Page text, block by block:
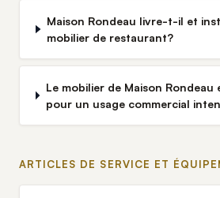
Maison Rondeau livre-t-il et
mobilier de restaurant?
Le mobilier de Maison
pour un usage commercial
ARTICLES DE SERVICE ET